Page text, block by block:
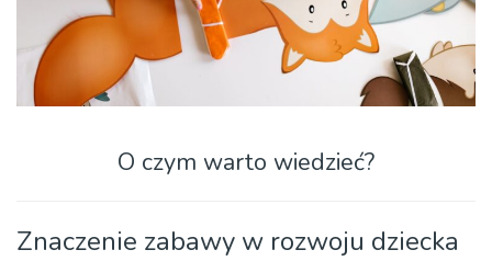
O czym warto wiedzieć?
Znaczenie zabawy w rozwoju dziecka